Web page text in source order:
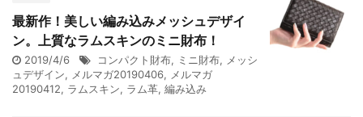
最新作！美しい編み込みメッシュデザイ
ン。上質なラムスキンのミニ財布！
2019/4/6 コンパクト財布, ミニ財布, メッシ
ュデザイン, メルマガ20190406, メルマガ
20190412, ラムスキン, ラム革, 編み込み